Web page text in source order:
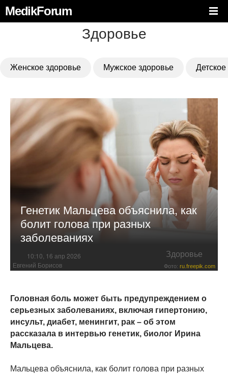
MedikForum
Здоровье
Женское здоровье Мужское здоровье
Генетик Мальцева объяснила, как
болит голова при разных
заболеваниях
10:10, 16 апр 2026 Здоровье
Евгений Борисов Фото: ru.freepik.com
Головная боль может быть предупреждением о
серьезных заболеваниях, включая гипертонию,
инсульт, диабет, менингит, рак – об этом
рассказала в интервью генетик, биолог Ирина
Мальцева.
Мальцева объяснила, как болит голова при разных